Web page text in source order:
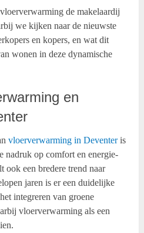
de makelaardij
we kijken naar de nieuwste
en kopers, en wat dit
wonen in deze dynamische
en
vloerverwarming in Deventeris
nadruk op comfort en energie-
ook een bredere trend naar
jaren is er een duidelijke
integreren van groene
vloerverwarming als een